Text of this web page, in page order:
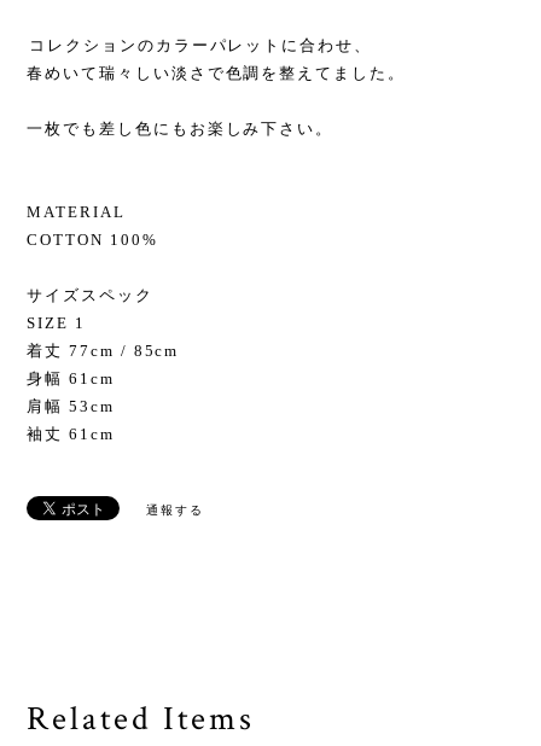
⁡コレクションのカラーパレットに合わせ、
春めいて瑞々しい淡さで色調を整えてました。
一枚でも差し色にもお楽しみ下さい。
MATERIAL
COTTON 100%
サイズスペック
SIZE 1
着丈 77cm / 85cm
身幅 61cm
肩幅 53cm
袖丈 61cm
通報する
Related Items